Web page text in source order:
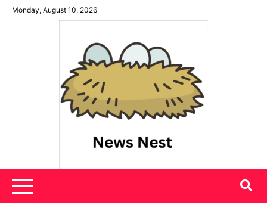
SkipMonday, August 10, 2026
News Nest